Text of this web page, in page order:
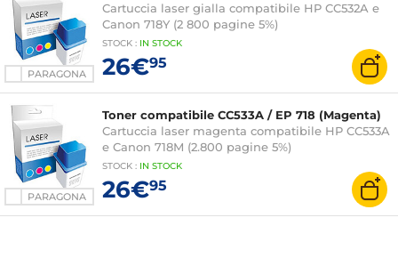
PARAGONA
Cartuccia laser gialla compatibile HP CC532A e
Canon 718Y (2 800 pagine 5%)
STOCK : IN STOCK
26€95
PARAGONA
Toner compatibile CC533A / EP 718 (Magenta)
Cartuccia laser magenta compatibile HP CC533A
e Canon 718M (2.800 pagine 5%)
STOCK : IN STOCK
26€95